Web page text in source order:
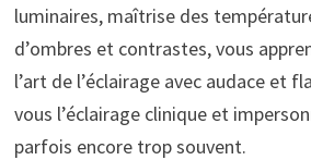
luminaires, maîtrise des
d’ombres et contrastes, vous
l’art de l’éclairage avec audace et
vous l’éclairage clinique et
parfois encore trop souvent.